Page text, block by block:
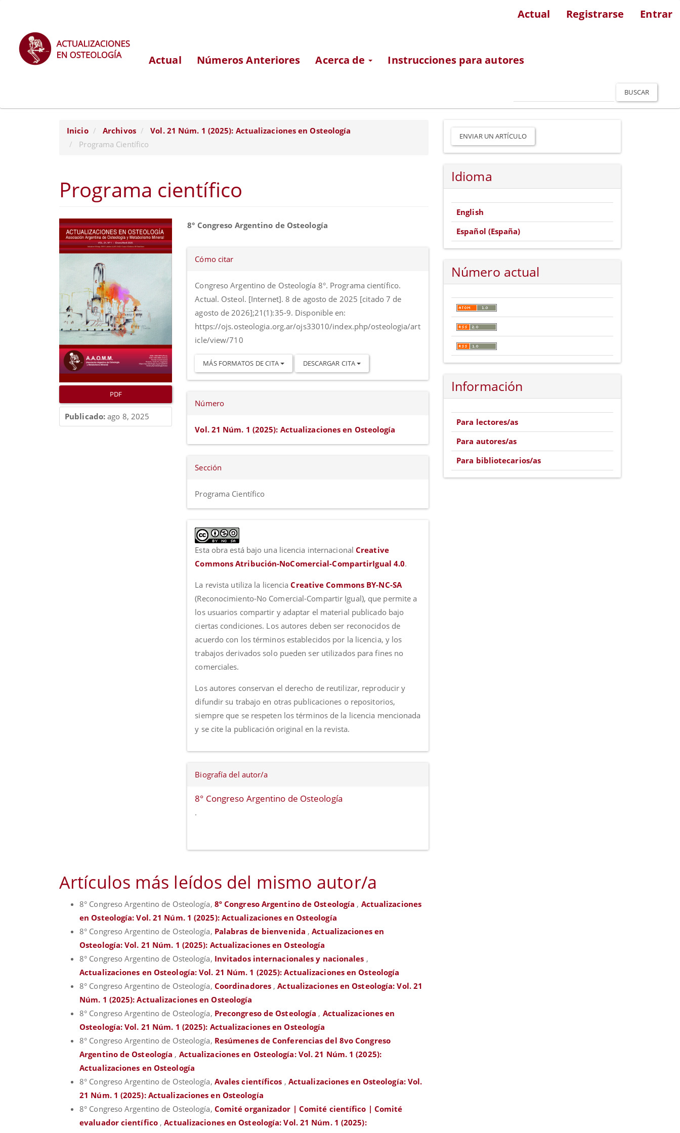
Contenido
principal
Barra
Actual Registrarse Entrar
Actual Números Anteriores Acerca de Instrucciones para autores
BUSCAR
Inicio Archivos
Vol. 21 Núm. 1 (2025): Actualizaciones en Osteología
Programa Científico
Programa científico
Barra
lateral
del
artículo
PDF
Publicado: ago 8, 2025
Contenido
del
artículo
8° Congreso Argentino de Osteología
Detalles
del
artículo
Cómo citar
Congreso Argentino de Osteología 8°. Programa científico.
Actual. Osteol. [Internet]. 8 de agosto de 2025 [citado 7 de
agosto de 2026];21(1):35-9. Disponible en:
https://ojs.osteologia.org.ar/ojs33010/index.php/osteologia/art
icle/view/710
MÁS FORMATOS DE CITA DESCARGAR CITA
Número
Vol. 21 Núm. 1 (2025): Actualizaciones en Osteología
Sección
Programa Científico
Esta obra está bajo una licencia internacionalCreative
Commons Atribución-NoComercial-CompartirIgual 4.0.
La revista utiliza la licenciaCreative Commons BY-NC-SA
(Reconocimiento-No Comercial-Compartir Igual), que permite a
los usuarios compartir y adaptar el material publicado bajo
ciertas condiciones. Los autores deben ser reconocidos de
acuerdo con los términos establecidos por la licencia, y los
trabajos derivados solo pueden ser utilizados para fines no
comerciales.
Los autores conservan el derecho de reutilizar, reproducir y
difundir su trabajo en otras publicaciones o repositorios,
siempre que se respeten los términos de la licencia mencionada
y se cite la publicación original en la revista.
Biografía del autor/a
8° Congreso Argentino de Osteología
.
Artículos más leídos del mismo autor/a
8° Congreso Argentino de Osteología, 8º Congreso Argentino de Osteología , Actualizaciones
en Osteología: Vol. 21 Núm. 1 (2025): Actualizaciones en Osteología
8° Congreso Argentino de Osteología, Palabras de bienvenida ,Actualizaciones en
Osteología: Vol. 21 Núm. 1 (2025): Actualizaciones en Osteología
8° Congreso Argentino de Osteología, Invitados internacionales y nacionales ,
Actualizaciones en Osteología: Vol. 21 Núm. 1 (2025): Actualizaciones en Osteología
8° Congreso Argentino de Osteología, Coordinadores ,Actualizaciones en Osteología: Vol. 21
Núm. 1 (2025): Actualizaciones en Osteología
8° Congreso Argentino de Osteología, Precongreso de Osteología , Actualizaciones en
Osteología: Vol. 21 Núm. 1 (2025): Actualizaciones en Osteología
8° Congreso Argentino de Osteología, Resúmenes de Conferencias del 8vo Congreso
Argentino de Osteología , Actualizaciones en Osteología: Vol. 21 Núm. 1 (2025):
Actualizaciones en Osteología
8° Congreso Argentino de Osteología, Avales científicos , Actualizaciones en Osteología: Vol.
21 Núm. 1 (2025): Actualizaciones en Osteología
8° Congreso Argentino de Osteología, Comité organizador | Comité científico | Comité
evaluador científico ,Actualizaciones en Osteología: Vol. 21 Núm. 1 (2025):
Enviar
artículo
ENVIAR UN ARTÍCULO
Idioma
English
Español (España)
Número actual
Información
Para lectores/as
Para autores/as
Para bibliotecarios/as